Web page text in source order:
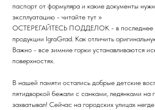
паспорт от формуляра и какие документы
эксплуатацию - читайте тут >>
ОСТЕРЕГАЙТЕСЬ ПОДДЕЛОК - в последнее
продукции IgraGrad. Как отличить
Важно - все зимние горки устанавливаются
поверхностях.
В нашей памяти остались добрые детские
пятидворкой бежали с санками, ледянками на
захватывал! Сейчас на городских улицах